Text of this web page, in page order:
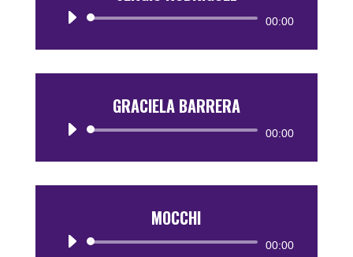
Reproductor
00:00
GRACIELA BARRERA
Reproductor
00:00
MOCCHI
Reproductor
00:00